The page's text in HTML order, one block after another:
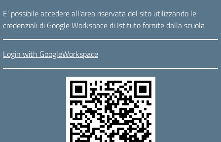
E' possibile accedere all'area riservata del sito utilizzando le
credenziali di Google Workspace di Istituto fornite dalla scuola
Login with GoogleWorkspace